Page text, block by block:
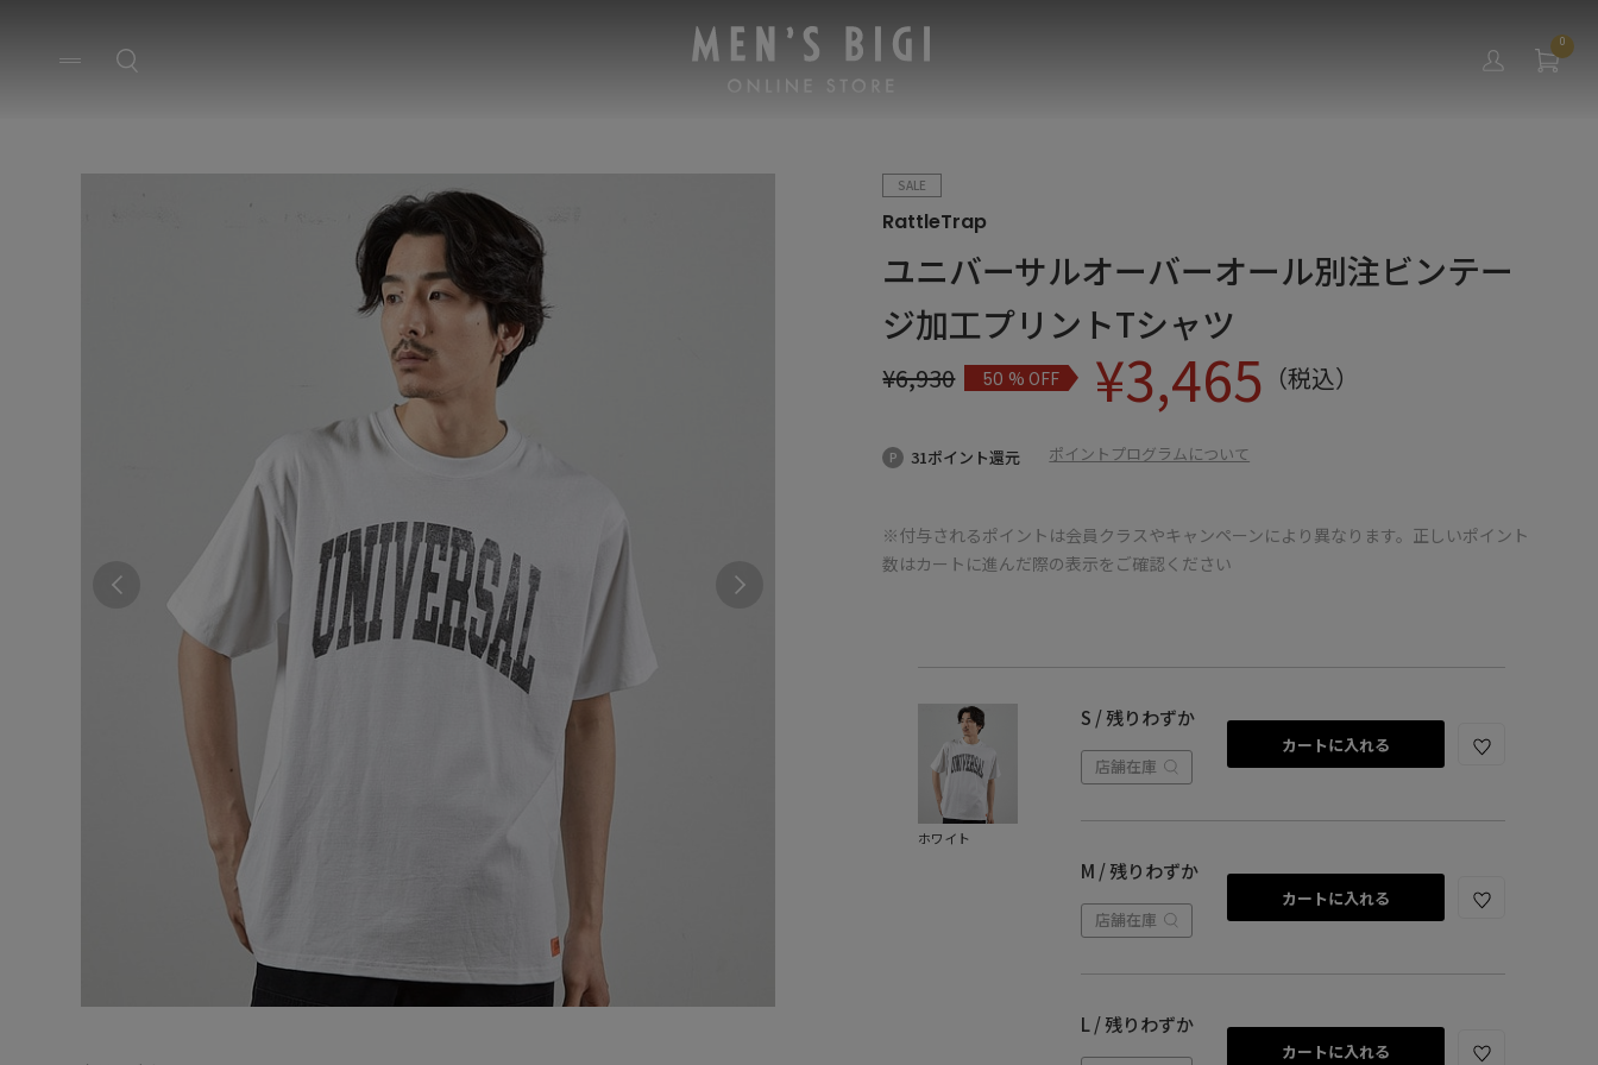
0
SALE
RattleTrap
ユニバーサルオーバーオール別注ビンテー
ジ加工プリントTシャツ
¥6,930 50% OFF ¥3,465 （税込）
31ポイント還元 ポイントプログラムについて
※付与されるポイントは会員クラスやキャンペーンにより異なります。正しいポイント
数はカートに進んだ際の表示をご確認ください
ホワイト
S / 残りわずか
店舗在庫
カートに入れる
M / 残りわずか
店舗在庫
カートに入れる
L / 残りわずか
カートに入れる